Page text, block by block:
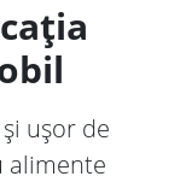
ușor de
alimente